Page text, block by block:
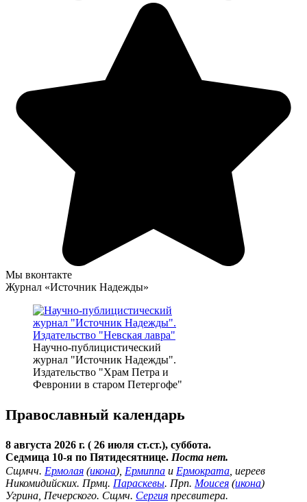
Мы вконтакте
Журнал «Источник Надежды»
Научно-публицистический
журнал "Источник Надежды".
Издательство "Храм Петра и
Февронии в старом Петергофе"
Православный календарь
8 августа 2026 г. ( 26 июля ст.ст.), суббота.
Седмица 10-я по Пятидесятнице. Поста нет.
Сщмчч. Ермолая (икона), Ермиппа и Ермократа , иереев
Никомидийских. Прмц. Параскевы. Прп. Моисея (икона)
Угрина, Печерского. Сщмч. Сергия пресвитера.